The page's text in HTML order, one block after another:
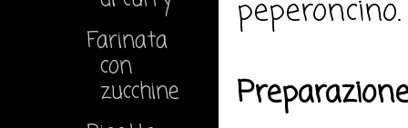
peperoncino.
Farinata
con
zucchine